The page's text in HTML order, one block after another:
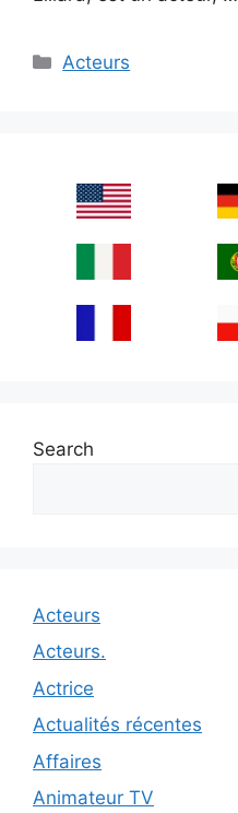
Categories
Acteurs
Search
Acteurs
Acteurs.
Actrice
Actualités récentes
Affaires
Animateur TV